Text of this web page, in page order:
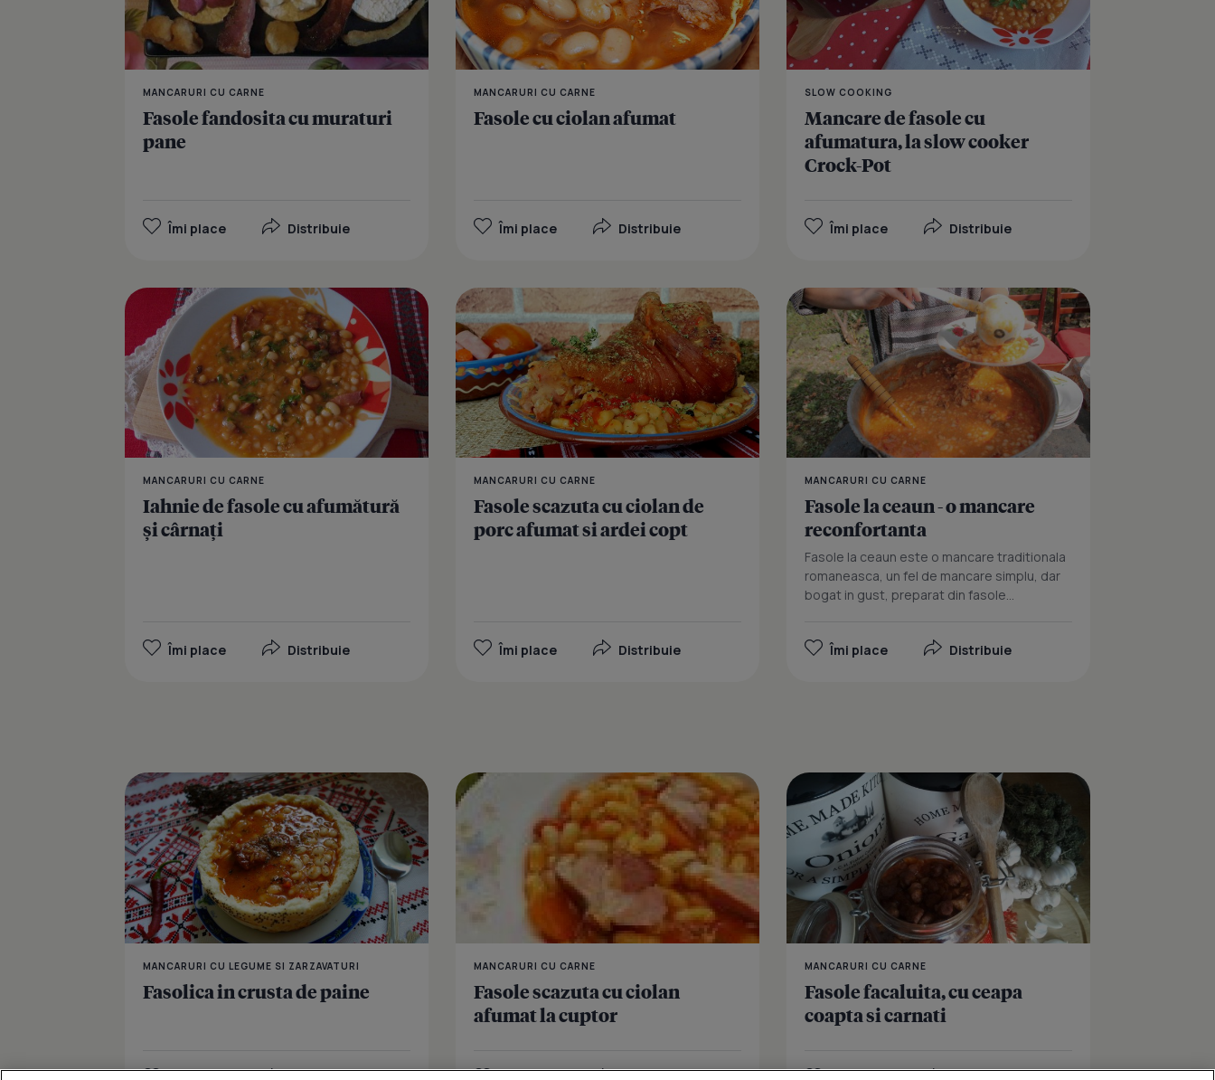
MANCARURI CU CARNE
Fasole fandosita cu muraturi
pane
Îmi place Distribuie
MANCARURI CU CARNE
Fasole cu ciolan afumat
Îmi place Distribuie
SLOW COOKING
Mancare de fasole cu
afumatura, la slow cooker
Crock-Pot
Îmi place Distribuie
MANCARURI CU CARNE
Iahnie de fasole cu afumătură
şi cârnaţi
Îmi place Distribuie
Iahnie de fasole cu afumătură şi cârnaţi
MANCARURI CU CARNE
Fasole scazuta cu ciolan de
porc afumat si ardei copt
Îmi place Distribuie
Fasole scazuta cu
MANCARURI CU CARNE
Fasole la ceaun - o mancare
reconfortanta
Fasole la ceaun este o mancare traditionala
romaneasca, un fel de mancare simplu, dar
bogat in gust, preparat din fasole...
Îmi place Distribuie
MANCARURI CU LEGUME SI ZARZAVATURI
Fasolica in crusta de paine
Fasolica in crusta de paine
MANCARURI CU CARNE
Fasole scazuta cu ciolan
afumat la cuptor
Fasole scazuta cu
MANCARURI CU CARNE
Fasole facaluita, cu ceapa
coapta si carnati